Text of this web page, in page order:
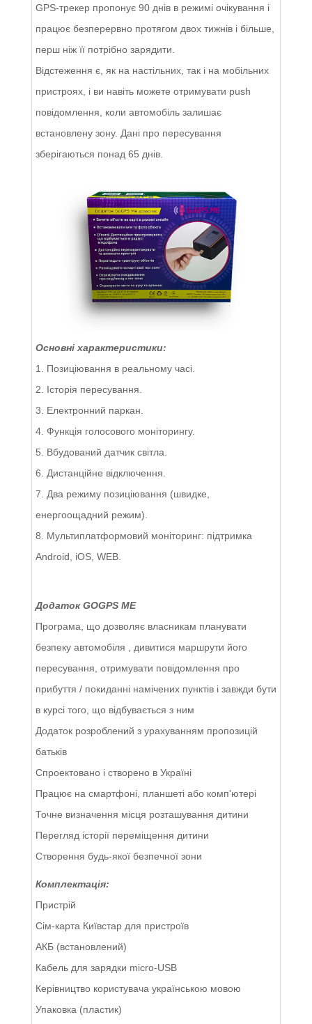
GPS-трекер пропонує 90 днів в режимі очікування і
працює безперервно протягом двох тижнів і більше,
перш ніж її потрібно зарядити.
Відстеження є, як на настільних, так і на мобільних
пристроях, і ви навіть можете отримувати push
повідомлення, коли автомобіль залишає
встановлену зону. Дані про пересування
зберігаються понад 65 днів.
Основні характеристики:
1. Позиціювання в реальному часі.
2. Історія пересування.
3. Електронний паркан.
4. Функція голосового моніторингу.
5. Вбудований датчик світла.
6. Дистанційне відключення.
7. Два режиму позиціювання (швидке,
енергоощадний режим).
8. Мультиплатформовий моніторинг: підтримка
Android, iOS, WEB.
Додаток GOGPS ME
Програма, що дозволяє власникам планувати
безпеку автомобіля , дивитися маршрути його
пересування, отримувати повідомлення про
прибуття / покиданні намічених пунктів і завжди бути
в курсі того, що відбувається з ним
Додаток розроблений з урахуванням пропозицій
батьків
Спроектовано і створено в Україні
Працює на смартфоні, планшеті або комп'ютері
Точне визначення місця розташування дитини
Перегляд історії переміщення дитини
Створення будь-якої безпечної зони
Комплектація:
Пристрій
Сім-карта Київстар для пристроїв
АКБ (встановлений)
Кабель для зарядки micro-USB
Керівництво користувача українською мовою
Упаковка (пластик)